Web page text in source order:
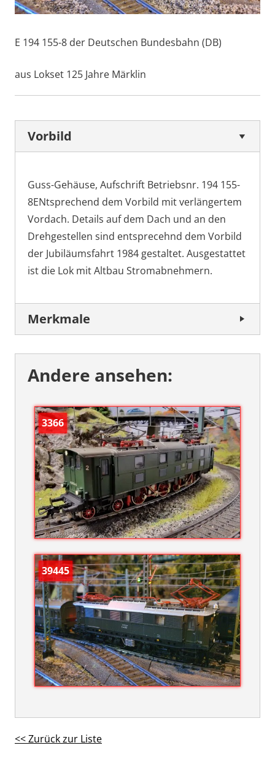
E 194 155-8 der Deutschen Bundesbahn (DB)
aus Lokset 125 Jahre Märklin
Vorbild
Guss-Gehäuse, Aufschrift Betriebsnr. 194 155-
8ENtsprechend dem Vorbild mit verlängertem
Vordach. Details auf dem Dach und an den
Drehgestellen sind entsprecehnd dem Vorbild
der Jubiläumsfahrt 1984 gestaltet. Ausgestattet
ist die Lok mit Altbau Stromabnehmern.
Merkmale
Andere ansehen:
3366
39445
<< Zurück zur Liste